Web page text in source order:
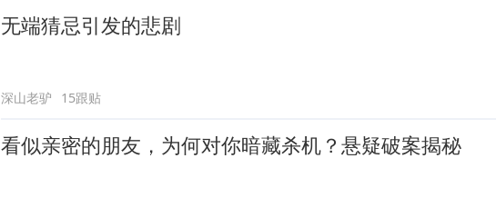
无端猜忌引发的悲剧
深山老驴 15跟贴
看似亲密的朋友，为何对你暗藏杀机？悬疑破案揭秘